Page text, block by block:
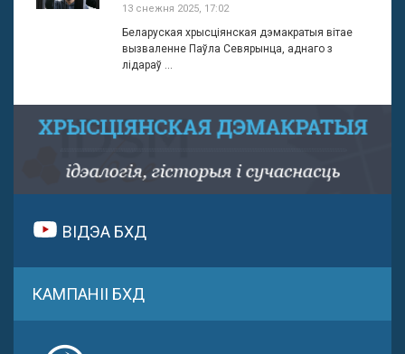
13 снежня 2025, 17:02
Беларуская хрысціянская дэмакратыя вітае
вызваленне Паўла Севярынца, аднаго з
лідараў ...
ВІДЭА БХД
КАМПАНІІ БХД